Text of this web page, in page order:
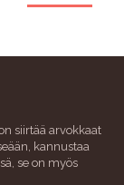
siirtää arvokkaat
kannustaa
se on myös